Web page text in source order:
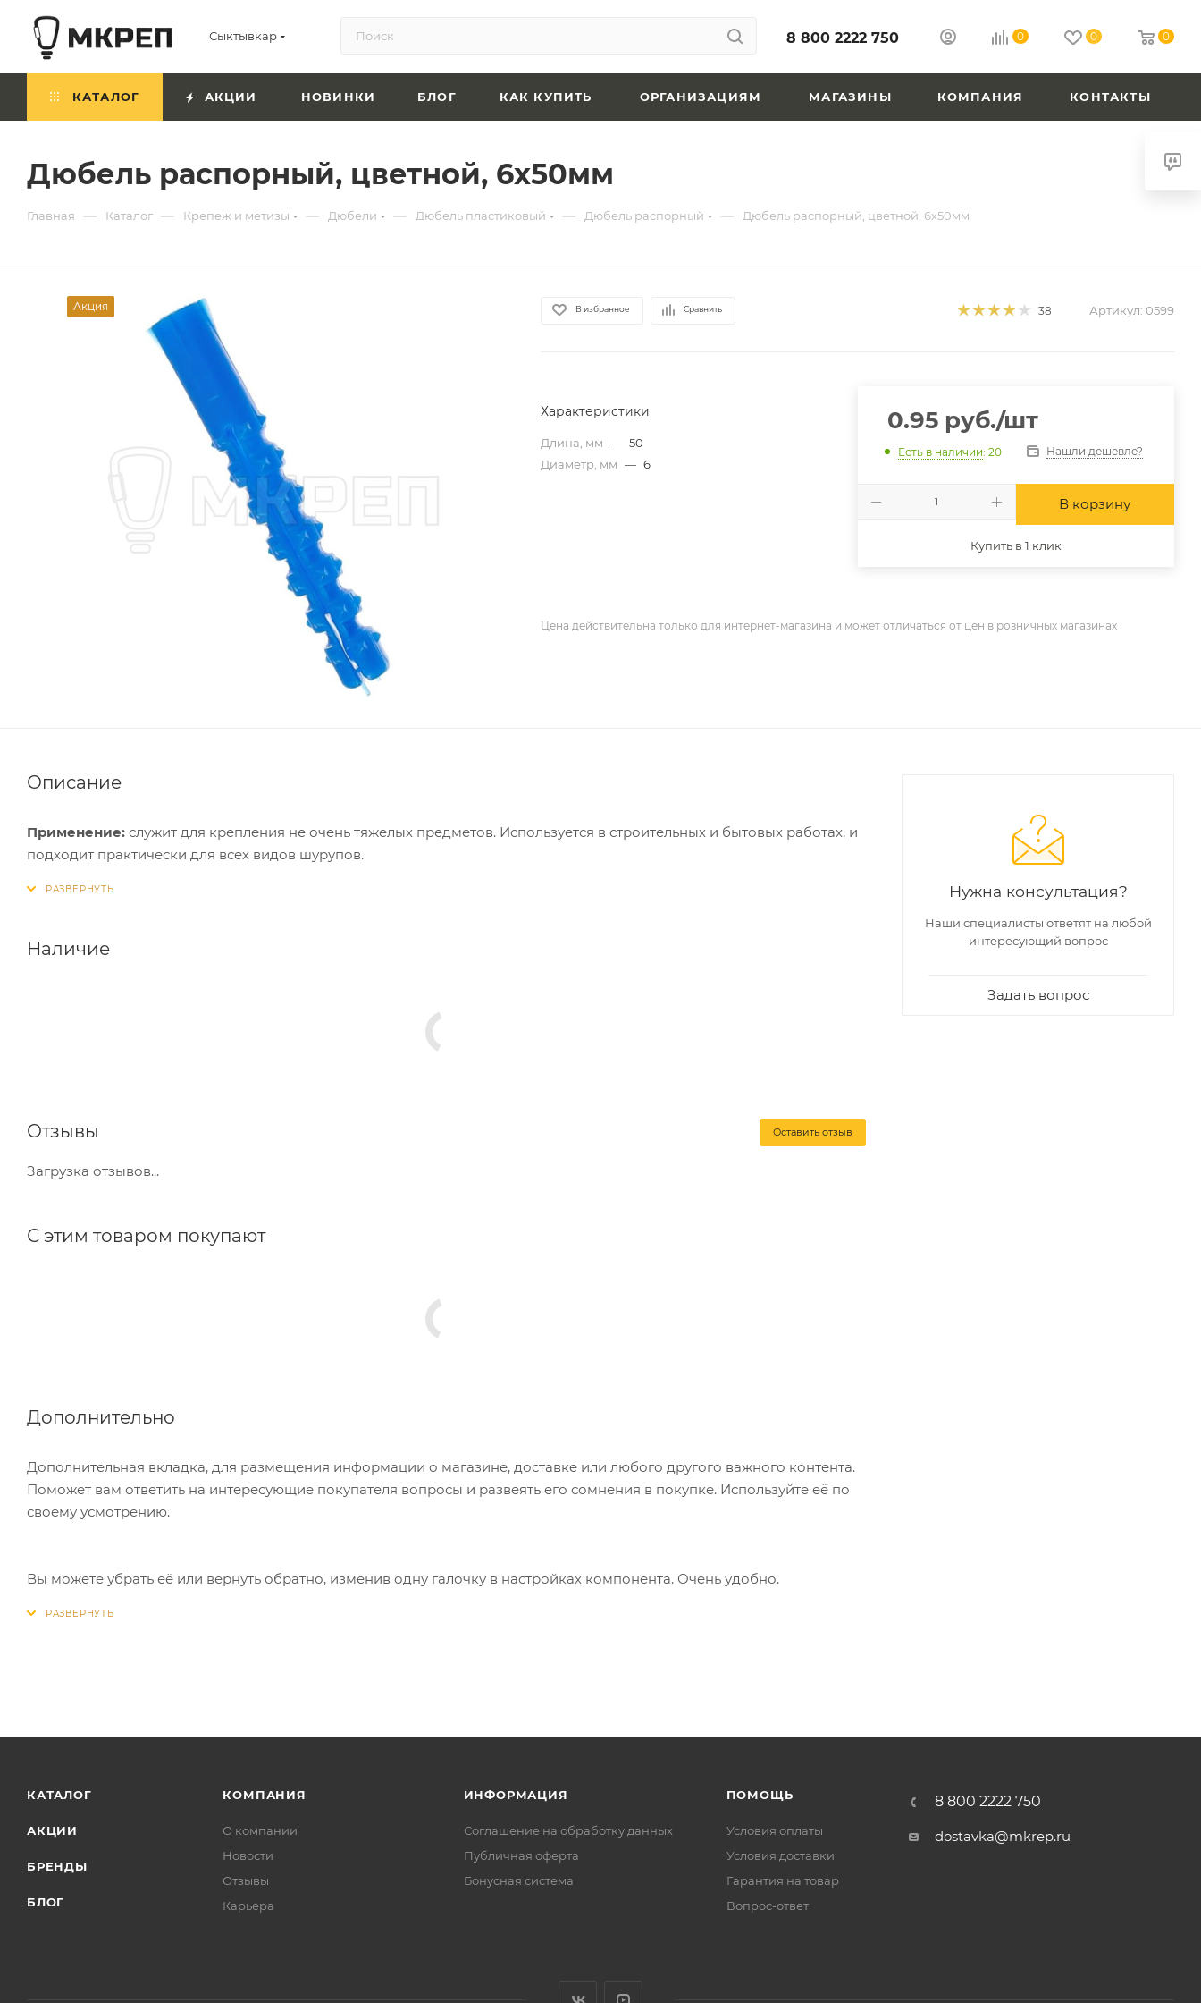
Сыктывкар 8 800 2222 750 0 0 0
КАТАЛОГ АКЦИИ НОВИНКИ БЛОГ КАК КУПИТЬ ОРГАНИЗАЦИЯМ МАГАЗИНЫ КОМПАНИЯ КОНТАКТЫ
Дюбель распорный, цветной, 6х50мм
Главная — Каталог — Крепеж и метизы — Дюбели — Дюбель пластиковый — Дюбель распорный — Дюбель распорный, цветной, 6х50мм
Акция В избранное Сравнить 38 Артикул: 0599
Характеристики
Длина, мм — 50
Диаметр, мм — 6
0.95руб./шт
Есть в наличии: 20 Нашли дешевле?
В корзину
Купить в 1 клик
Цена действительна только для интернет-магазина и может отличаться от цен в розничных магазинах
Описание
Применение: служит для крепления не очень тяжелых предметов. Используется в строительных и бытовых работах, и
подходит практически для всех видов шурупов.
Наличие
Отзывы Оставить отзыв
Загрузка отзывов...
С этим товаром покупают
Дополнительно
Дополнительная вкладка, для размещения информации о магазине, доставке или любого другого важного контента.
Поможет вам ответить на интересующие покупателя вопросы и развеять его сомнения в покупке. Используйте её по
своему усмотрению.
Вы можете убрать её или вернуть обратно, изменив одну галочку в настройках компонента. Очень удобно.
Нужна консультация?
Наши специалисты ответят на любой
интересующий вопрос
Задать вопрос
КАТАЛОГ
АКЦИИ
БРЕНДЫ
БЛОГ
КОМПАНИЯ
О компании
Новости
Отзывы
Карьера
ИНФОРМАЦИЯ
Соглашение на обработку данных
Публичная оферта
Бонусная система
ПОМОЩЬ
Условия оплаты
Условия доставки
Гарантия на товар
Вопрос-ответ
8 800 2222 750
dostavka@mkrep.ru